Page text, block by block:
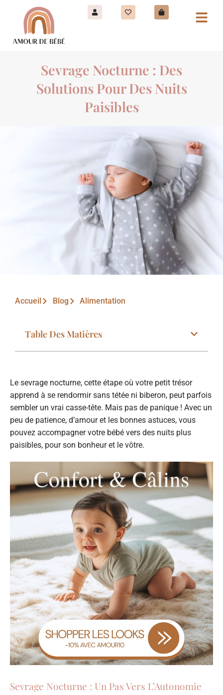
Sevrage Nocturne : Des
Solutions Pour Des Nuits
Paisibles
Accueil Blog Alimentation
Table Des Matières
Le sevrage nocturne, cette étape où votre petit trésor
apprend à se rendormir sans tétée ni biberon, peut parfois
sembler un vrai casse-tête. Mais pas de panique ! Avec un
peu de patience, d’amour et les bonnes astuces, vous
pouvez accompagner votre bébé vers des nuits plus
paisibles, pour son bonheur et le vôtre.
Sevrage Nocturne : Un Pas Vers L’Autonomie